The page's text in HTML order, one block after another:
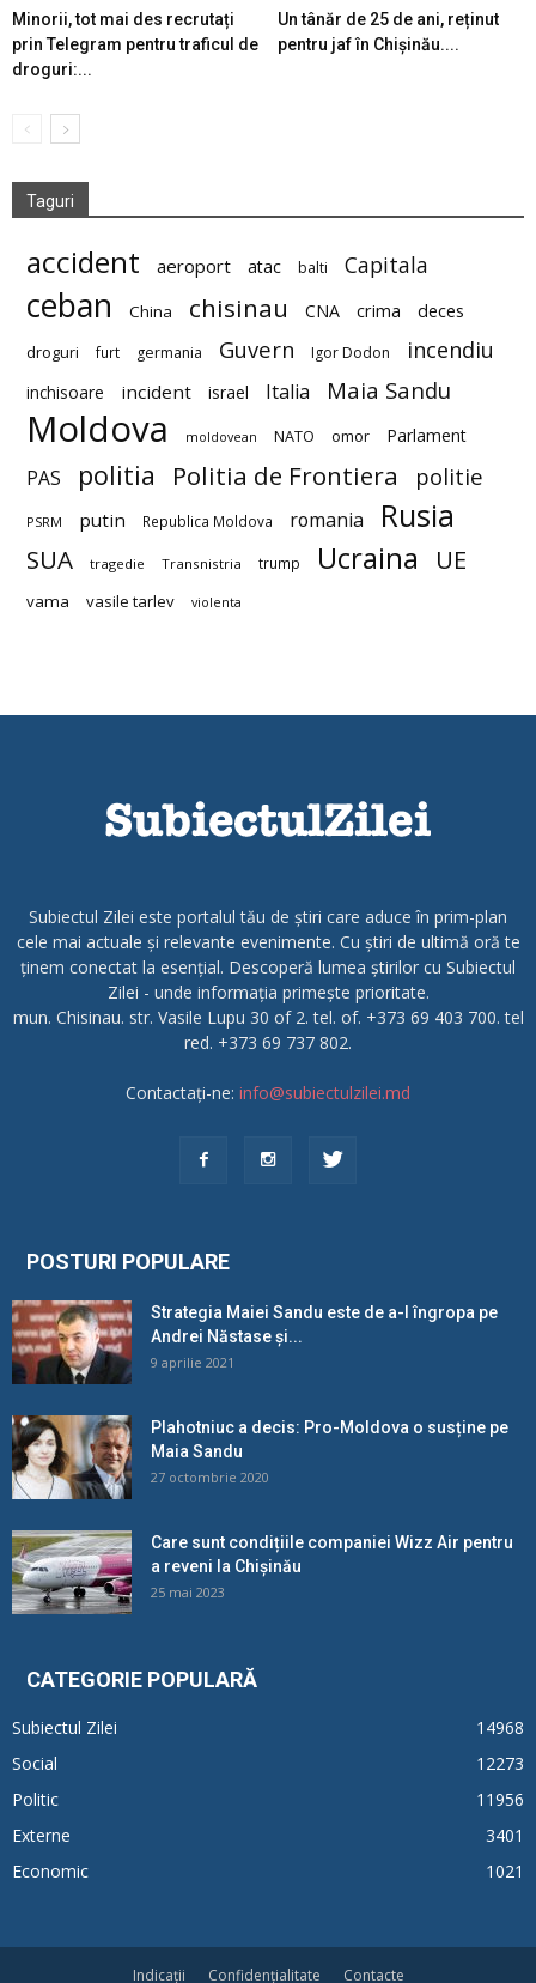
Minorii, tot mai des recrutați
prin Telegram pentru traficul de
droguri:...
Un tânăr de 25 de ani, reținut
pentru jaf în Chișinău....
Taguri
accident aeroport atac balti Capitala
ceban China chisinau CNA crima deces
droguri furt germania Guvern Igor Dodon incendiu
inchisoare incident israel Italia Maia Sandu
Moldova moldovean NATO omor Parlament
PAS politia Politia de Frontiera politie
PSRM putin Republica Moldova romania Rusia
SUA tragedie Transnistria trump Ucraina UE
vama vasile tarlev violenta
Subiectul Zilei este portalul tău de știri care aduce în prim-plan
cele mai actuale și relevante evenimente. Cu știri de ultimă oră te
ținem conectat la esențial. Descoperă lumea știrilor cu Subiectul
Zilei - unde informația primește prioritate.
mun. Chisinau. str. Vasile Lupu 30 of 2. tel. of. +373 69 403 700. tel
red. +373 69 737 802.
Contactați-ne: info@subiectulzilei.md
POSTURI POPULARE
Strategia Maiei Sandu este de a-l îngropa pe
Andrei Năstase și...
9 aprilie 2021
Plahotniuc a decis: Pro-Moldova o susține pe
Maia Sandu
27 octombrie 2020
Care sunt condițiile companiei Wizz Air pentru
a reveni la Chișinău
25 mai 2023
CATEGORIE POPULARĂ
Subiectul Zilei
14968
Social
12273
Politic
11956
Externe
3401
Economic
1021
Indicații Confidențialitate Contacte